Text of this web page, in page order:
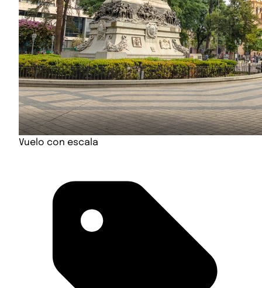
Vuelo con escala